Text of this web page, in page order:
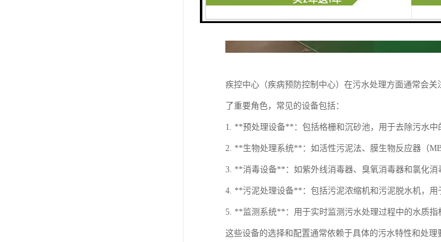
疾控中心（疾病预防控制中心）在污水处理方面通常会
了重要角色，常见的设备包括：
1. **预处理设备**：包括格栅和沉砂池，用于去除污水中
2. **生物处理系统**：如活性污泥法、膜生物反应器（
3. **消毒设备**：如紫外线消毒器、臭氧消毒器和氯化消
4. **污泥处理设备**：包括污泥浓缩机和污泥脱水机，用
5. **监测系统**：用于实时监测污水处理过程中的水质指
这些设备的选择和配置通常依赖于具体的污水特性和处